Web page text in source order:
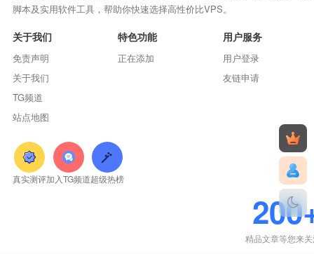
脚本及实用软件工具，帮助你快速选择高性价比VPS。
关于我们
免责声明
关于我们
TG频道
站点地图
特色功能
正在添加
用户服务
用户登录
友链申请
真实测评加入TG频道超级热榜
精品文章等您来